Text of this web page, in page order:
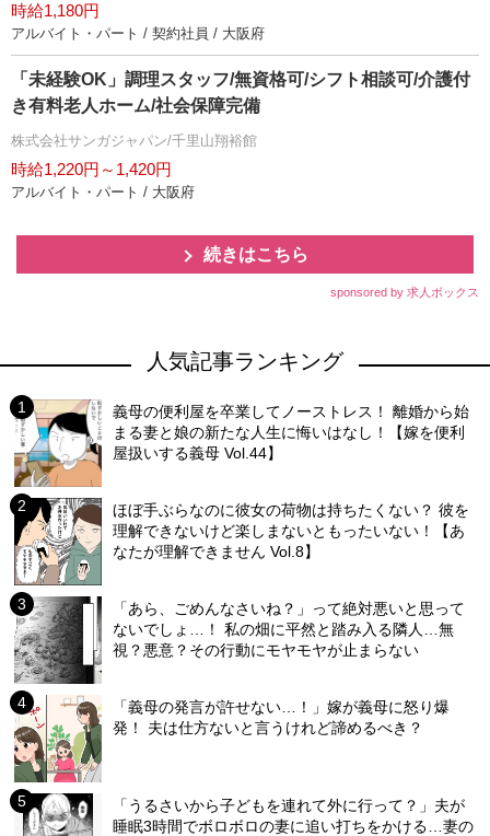
時給1,180円
アルバイト・パート / 契約社員 / 大阪府
「未経験OK」調理スタッフ/無資格可/シフト相談可/介護付
き有料老人ホーム/社会保障完備
株式会社サンガジャパン/千里山翔裕館
時給1,220円～1,420円
アルバイト・パート / 大阪府
続きはこちら
sponsored by 求人ボックス
人気記事ランキング
義母の便利屋を卒業してノーストレス！ 離婚から始
まる妻と娘の新たな人生に悔いはなし！【嫁を便利
屋扱いする義母 Vol.44】
ほぼ手ぶらなのに彼女の荷物は持ちたくない？ 彼を
理解できないけど楽しまないともったいない！【あ
なたが理解できません Vol.8】
「あら、ごめんなさいね？」って絶対悪いと思って
ないでしょ…！ 私の畑に平然と踏み入る隣人…無
視？悪意？その行動にモヤモヤが止まらない
「義母の発言が許せない…！」嫁が義母に怒り爆
発！ 夫は仕方ないと言うけれど諦めるべき？
「うるさいから子どもを連れて外に行って？」夫が
睡眠3時間でボロボロの妻に追い打ちをかける…妻の